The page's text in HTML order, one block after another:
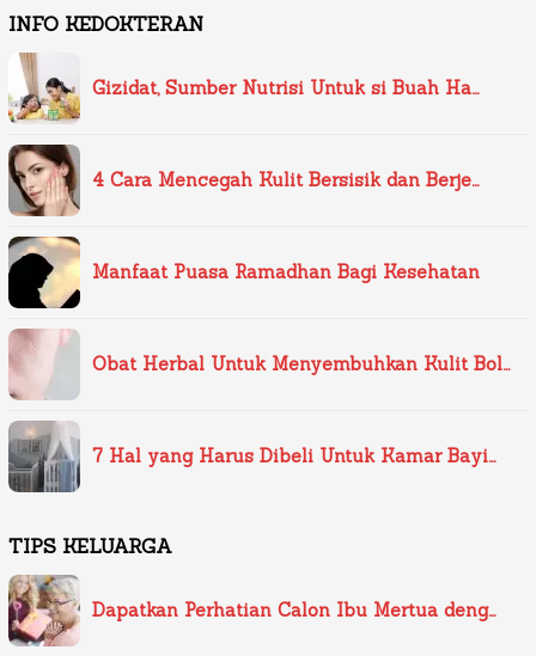
INFO KEDOKTERAN
Gizidat, Sumber Nutrisi Untuk si Buah Ha…
4 Cara Mencegah Kulit Bersisik dan Berje…
Manfaat Puasa Ramadhan Bagi Kesehatan
Obat Herbal Untuk Menyembuhkan Kulit Bol…
7 Hal yang Harus Dibeli Untuk Kamar Bayi…
TIPS KELUARGA
Dapatkan Perhatian Calon Ibu Mertua deng…